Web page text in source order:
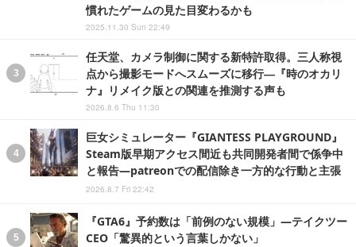
慣れたゲームの見た目変わるかも
2025.11.30 Sun 22:49
任天堂、カメラ制御に関する新特許取得。三人称視
点から撮影モードへスムーズに移行―『時のオカリ
ナ』リメイク版との関連を推測する声も
2026.8.6 Thu 11:30
巨女シミュレーター『GIANTESS PLAYGROUND』
Steam版早期アクセス間近も共同開発者間で係争中
と報告―patreonでの配信除き一方的な行動と主張
2026.8.7 Fri 22:42
『GTA6』予約数は「前例のない規模」―テイクツー
CEO「驚異的という言葉しかない」